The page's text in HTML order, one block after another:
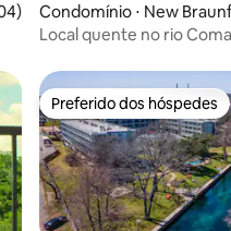
avaliação média de 5, 104
Condomínio ⋅ New
Local quente no rio Comal.
Preferido dos hóspedes
Preferido dos hóspedes